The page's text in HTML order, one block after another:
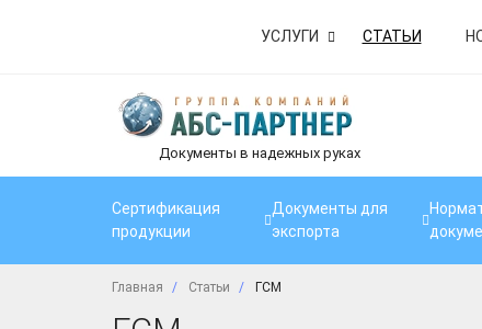
УСЛУГИ СТАТЬИ
Документы в надежных руках
Сертификация
продукции
Документы для
экспорта
Главная Статьи ГСМ